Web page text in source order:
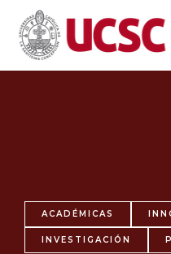
ACADÉMICAS
INVESTIGACIÓN